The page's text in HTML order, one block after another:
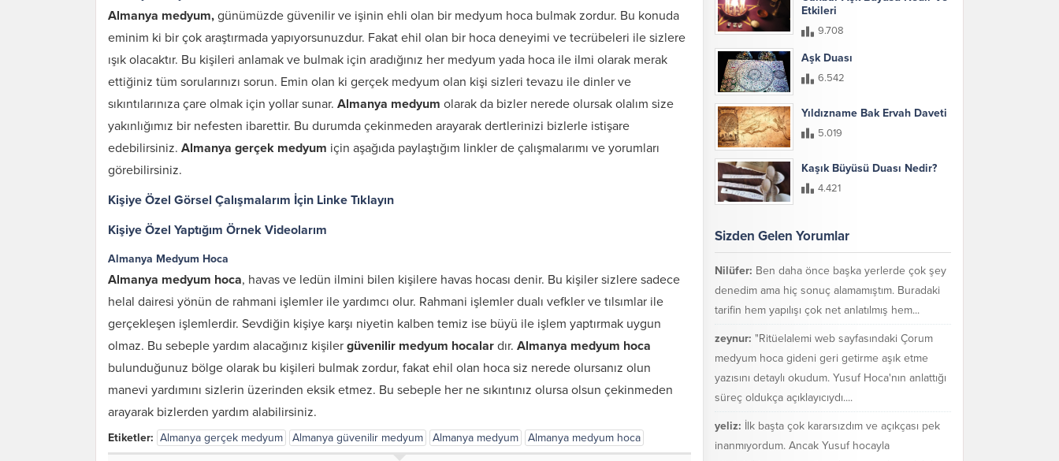
Almanya medyum, günümüzde güvenilir ve işinin ehli olan bir medyum hoca bulmak zordur. Bu konuda
eminim ki bir çok araştırmada yapıyorsunuzdur. Fakat ehil olan bir hoca deneyimi ve tecrübeleri ile sizlere
ışık olacaktır. Bu kişileri anlamak ve bulmak için aradığınız her medyum yada hoca ile ilmi olarak merak
ettiğiniz tüm sorularınızı sorun. Emin olan ki gerçek medyum olan kişi sizleri tevazu ile dinler ve
sıkıntılarınıza çare olmak için yollar sunar. Almanya medyum olarak da bizler nerede olursak olalım size
yakınlığımız bir nefesten ibarettir. Bu durumda çekinmeden arayarak dertlerinizi bizlerle istişare
edebilirsiniz. Almanya gerçek medyum için aşağıda paylaştığım linkler de çalışmalarımı ve yorumları
görebilirsiniz.
Kişiye Özel Görsel Çalışmalarım İçin Linke Tıklayın
Kişiye Özel Yaptığım Örnek Videolarım
Almanya Medyum Hoca
Almanya medyum hoca, havas ve ledün ilmini bilen kişilere havas hocası denir. Bu kişiler sizlere sadece
helal dairesi yönün de rahmani işlemler ile yardımcı olur. Rahmani işlemler dualı vefkler ve tılsımlar ile
gerçekleşen işlemlerdir. Sevdiğin kişiye karşı niyetin kalben temiz ise büyü ile işlem yaptırmak uygun
olmaz. Bu sebeple yardım alacağınız kişiler güvenilir medyum hocalar dır. Almanya medyum hoca
bulunduğunuz bölge olarak bu kişileri bulmak zordur, fakat ehil olan hoca siz nerede olursanız olun
manevi yardımını sizlerin üzerinden eksik etmez. Bu sebeple her ne sıkıntınız olursa olsun çekinmeden
arayarak bizlerden yardım alabilirsiniz.
Etiketler: Almanya gerçek medyum Almanya güvenilir medyum Almanya medyum Almanya medyum hoca
Etkileri
9.708
Aşk Duası
6.542
Yıldızname Bak Ervah Daveti
5.019
Kaşık Büyüsü Duası Nedir?
4.421
Sizden Gelen Yorumlar
Nilüfer: Ben daha önce başka yerlerde çok şey
denedim ama hiç sonuç alamamıştım. Buradaki
tarifin hem yapılışı çok net anlatılmış hem...
zeynur: "Ritüelalemi web sayfasındaki Çorum
medyum hoca gideni geri getirme aşık etme
yazısını detaylı okudum. Yusuf Hoca'nın anlattığı
süreç oldukça açıklayıcıydı....
yeliz: İlk başta çok kararsızdım ve açıkçası pek
inanmıyordum. Ancak Yusuf hocayla